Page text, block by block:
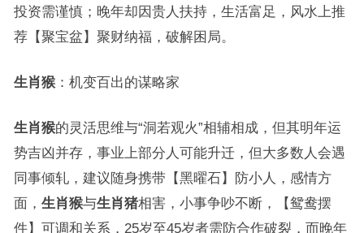
投资需谨慎；晚年却因贵人扶持，生活富足，风水上推
荐【聚宝盆】聚财纳福，破解困局。
生肖猴：机变百出的谋略家
生肖猴的灵活思维与“洞若观火”相辅相成，但其明年运
势吉凶并存，事业上部分人可能升迁，但大多数人会遇
同事倾轧，建议随身携带【黑曜石】防小人，感情方
面， 生肖猴与生肖猪相害，小事争吵不断，【鸳鸯摆
件】可调和关系，25岁至45岁者需防合作破裂，而晚年